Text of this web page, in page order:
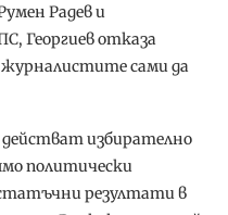
Радев и
Георгиев отказа
сами да
избирателно
политически
резултати в